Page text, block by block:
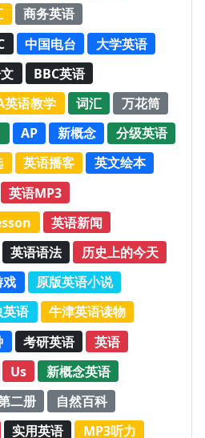
商务英语
中国电台
大学英语
BBC英语
英语教学 词汇
万花筒
AP 新概念
分级英语
英语播客
英文绘本
英语MP3
英语新闻
英语语法
历史上的今天
戏
原版英语小说
语
牛津英语读物
考研英语
英语
Us
新概念英语
二册
自然百科
实用英语 MP3听力